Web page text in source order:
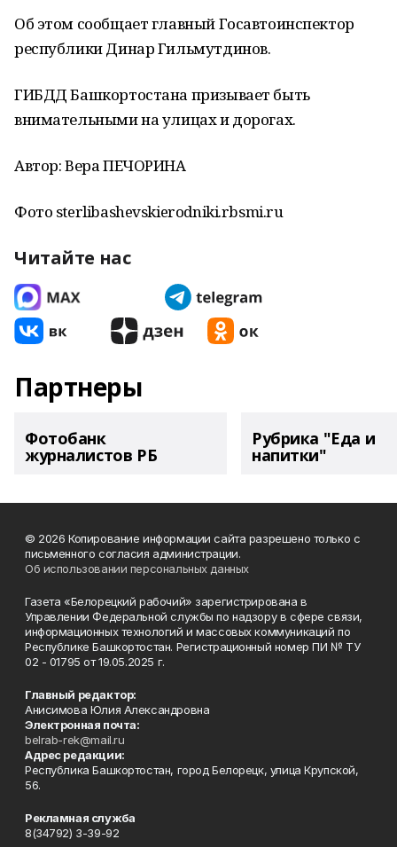
Об этом сообщает главный Госавтоинспектор
республики Динар Гильмутдинов.
ГИБДД Башкортостана призывает быть
внимательными на улицах и дорогах.
Автор: Вера ПЕЧОРИНА
Фото sterlibashevskierodniki.rbsmi.ru
Читайте нас
Партнеры
Фотобанк
журналистов РБ
Рубрика "Еда и
напитки"
© 2026 Копирование информации сайта разрешено только с
письменного согласия администрации.
Об использовании персональных данных
Газета «Белорецкий рабочий» зарегистрирована в
Управлении Федеральной службы по надзору в сфере связи,
информационных технологий и массовых коммуникаций по
Республике Башкортостан. Регистрационный номер ПИ № ТУ
02 - 01795 от 19.05.2025 г.
Главный редактор:
Анисимова Юлия Александровна
Электронная почта:
belrab-rek@mail.ru
Адрес редакции:
Республика Башкортостан, город Белорецк, улица Крупской,
56.
Рекламная служба
8(34792) 3-39-92